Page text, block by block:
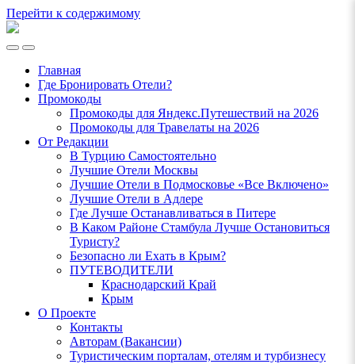
Перейти к содержимому
Ламповый
Путешествиях
VeniVidi.ru
Переключить
мобильное
меню
Переключить
поле
поиска
Главная
Где Бронировать Отели?
Промокоды
Промокоды для Яндекс.Путешествий на 2026
Промокоды для Травелаты на 2026
От Редакции
В Турцию Самостоятельно
Лучшие Отели Москвы
Лучшие Отели в Подмосковье «Все Включено»
Лучшие Отели в Адлере
Где Лучше Останавливаться в Питере
В Каком Районе Стамбула Лучше Остановиться
Туристу?
Безопасно ли Ехать в Крым?
ПУТЕВОДИТЕЛИ
Краснодарский Край
Крым
О Проекте
Контакты
Авторам (Вакансии)
Туристическим порталам, отелям и турбизнесу